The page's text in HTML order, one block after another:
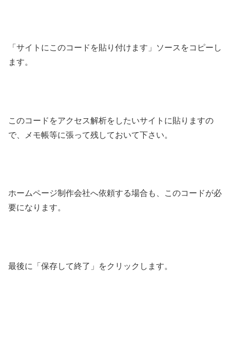
「サイトにこのコードを貼り付けます」ソースをコピーし
ます。
このコードをアクセス解析をしたいサイトに貼りますの
で、メモ帳等に張って残しておいて下さい。
ホームページ制作会社へ依頼する場合も、このコードが必
要になります。
最後に「保存して終了」をクリックします。